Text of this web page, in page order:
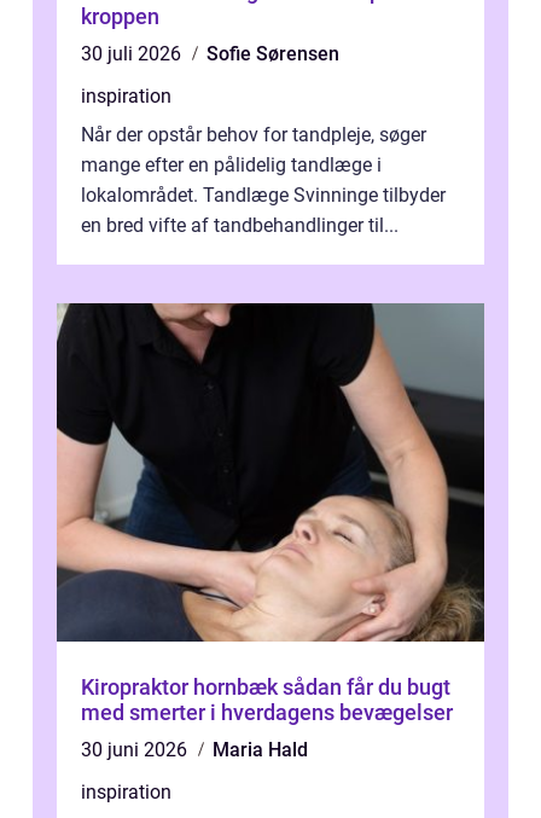
kroppen
30 juli 2026
Sofie Sørensen
inspiration
Når der opstår behov for tandpleje, søger
mange efter en pålidelig tandlæge i
lokalområdet. Tandlæge Svinninge tilbyder
en bred vifte af tandbehandlinger til...
Kiropraktor hornbæk sådan får du bugt
med smerter i hverdagens bevægelser
30 juni 2026
Maria Hald
inspiration